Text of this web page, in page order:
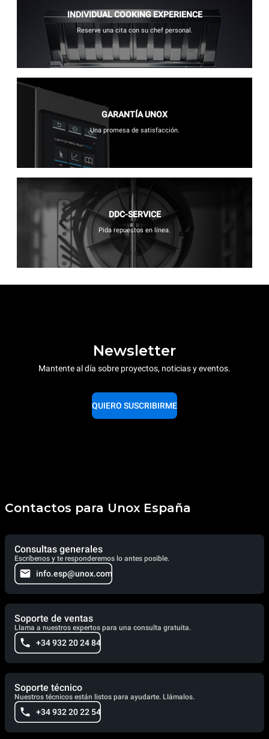
INDIVIDUAL COOKING EXPERIENCE
Reserve una cita con su chef personal.
GARANTÍA UNOX
Una promesa de satisfacción.
DDC-SERVICE
Pida repuestos en línea.
Newsletter
Mantente al día sobre proyectos, noticias y eventos.
QUIERO SUSCRIBIRME
Contactos para Unox España
Consultas generales
Escríbenos y te responderemos lo antes posible.
info.esp@unox.com
Soporte de ventas
Llama a nuestros expertos para una consulta gratuita.
+34 932 20 24 84
Soporte técnico
Nuestros técnicos están listos para ayudarte. Llámalos.
+34 932 20 22 54